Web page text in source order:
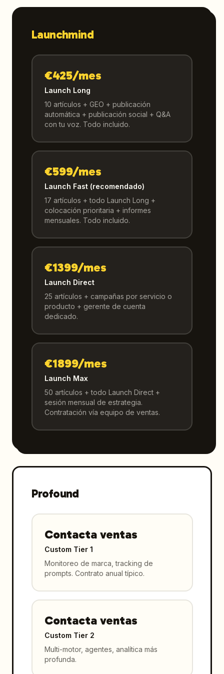
Launchmind
€425/mes
Launch Long
10 artículos + GEO + publicación
automática + publicación social + Q&A
con tu voz. Todo incluido.
€599/mes
Launch Fast (recomendado)
17 artículos + todo Launch Long +
colocación prioritaria + informes
mensuales. Todo incluido.
€1399/mes
Launch Direct
25 artículos + campañas por servicio o
producto + gerente de cuenta
dedicado.
€1899/mes
Launch Max
50 artículos + todo Launch Direct +
sesión mensual de estrategia.
Contratación vía equipo de ventas.
Profound
Contacta ventas
Custom Tier 1
Monitoreo de marca, tracking de
prompts. Contrato anual típico.
Contacta ventas
Custom Tier 2
Multi-motor, agentes, analítica más
profunda.